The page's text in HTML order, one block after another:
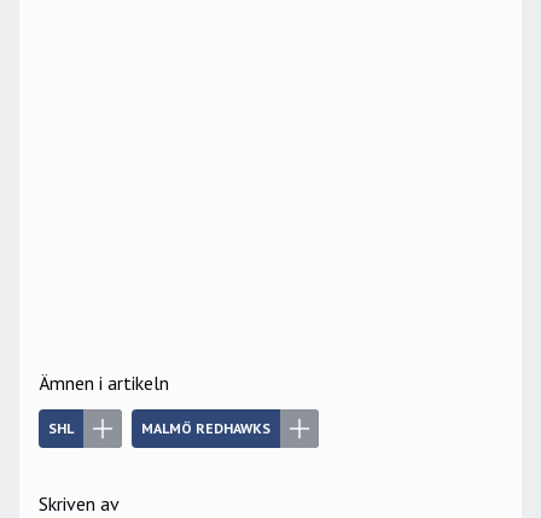
Ämnen i artikeln
SHL MALMÖ REDHAWKS
Skriven av